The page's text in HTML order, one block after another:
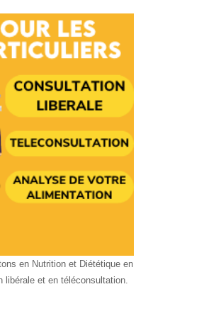
en Nutrition et Diététique en
libérale et en téléconsultation.